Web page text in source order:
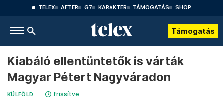
TELEX AFTER G7 KARAKTER TÁMOGATÁS SHOP
Támogatás
Kiabáló ellentüntetők is várták
Magyar Pétert Nagyváradon
KÜLFÖLD frissítve